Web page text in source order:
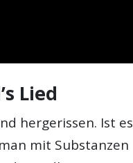
Lied
hergerissen. Ist es
mit Substanzen